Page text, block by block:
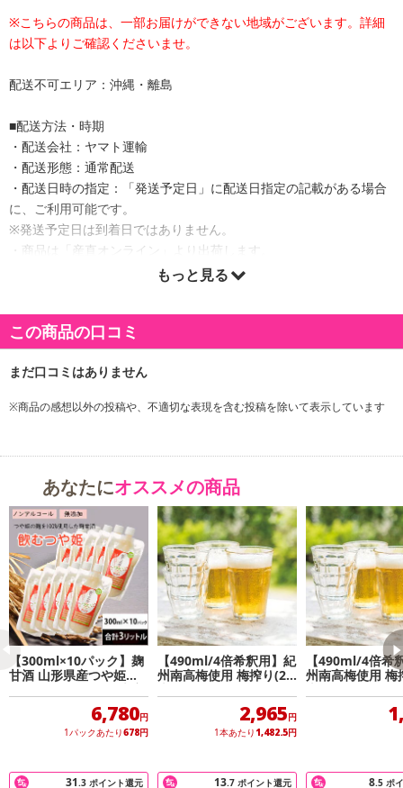
※こちらの商品は、一部お届けができない地域がございます。詳細
は以下よりご確認くださいませ。
配送不可エリア：沖縄・離島
■配送方法・時期
・配送会社：ヤマト運輸
・配送形態：通常配送
・配送日時の指定：「発送予定日」に配送日指定の記載がある場合
に、ご利用可能です。
※発送予定日は到着日ではありません。
・商品は「産直オンライン」より出荷します。
商品詳細
ノンアルコールだから,お子様にもおすすめです。
梅のエキスをしっかり搾って凝縮した甘さには、
寒さの厳しい日には,紅茶に混ぜてほっと一息。
ゼリーを作ったり,お料理の隠し味にも。
あなた好みの楽しみ方を見つけてください。
酸味料,着色料,香料,酸化防止剤は使用しておりません。
もっと見る
この商品の口コミ
※商品の感想以外の投稿や、不適切な表現を含む投稿を除いて表示しています
あなたにオススメの商品
【300ml×10パック】麹
甘酒 山形県産つや姫麹1
00％ 飲む・つや姫 大容
6,780円
1パックあたり678円
31.3 ポイント還元
【490ml/4倍希釈用】紀
州南高梅使用 梅搾り(2
本)
2,965円
1本あたり 1,482.5円
13.7 ポイント還元
【490ml/4倍希
州南高梅使用 梅
本)
8.5 ポ